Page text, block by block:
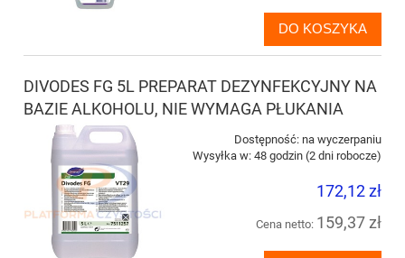
DO KOSZYKA
DIVODES FG 5L PREPARAT DEZYNFEKCYJNY NA
BAZIE ALKOHOLU, NIE WYMAGA PŁUKANIA
Dostępność: na wyczerpaniu
Wysyłka w: 48 godzin (2 dni robocze)
172,12 zł
Cena netto: 159,37 zł